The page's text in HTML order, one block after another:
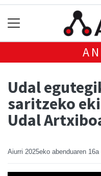
Udal
saritzeko
Udal
Aiurri 2025eko abenduaren 16a